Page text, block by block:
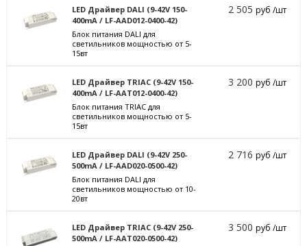
LED Драйвер DALI (9-42V 150-
400mA / LF-AAD012-0400-42)
Блок питания DALI для
светильников мощностью от 5-
15вт
2 505руб /шт
LED Драйвер TRIAC (9-42V 150-
400mA / LF-AAT012-0400-42)
Блок питания TRIAC для
светильников мощностью от 5-
15вт
3 200руб /шт
LED Драйвер DALI (9-42V 250-
500mA / LF-AAD020-0500-42)
Блок питания DALI для
светильников мощностью от 10-
20вт
2 716руб /шт
LED Драйвер TRIAC (9-42V 250-
500mA / LF-AAT020-0500-42)
3 500руб /шт